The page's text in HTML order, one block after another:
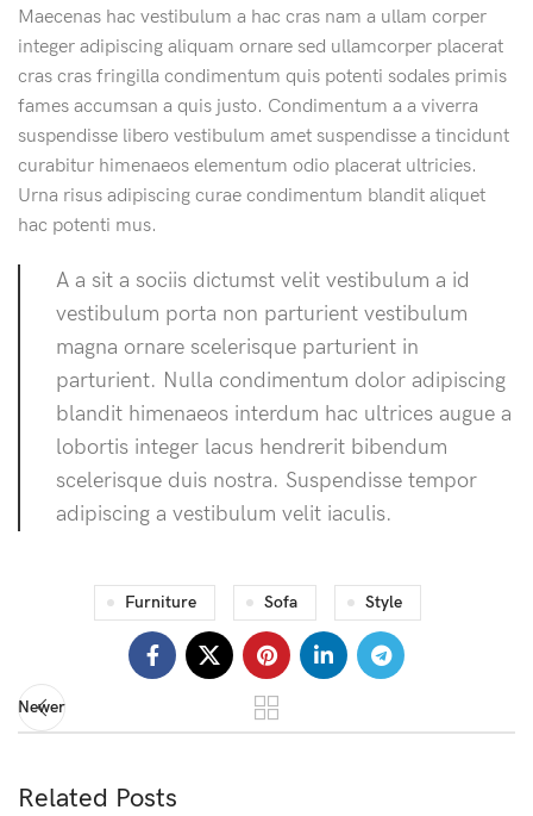
Maecenas hac vestibulum a hac cras nam a ullam corper
integer adipiscing aliquam ornare sed ullamcorper placerat
cras cras fringilla condimentum quis potenti sodales primis
fames accumsan a quis justo. Condimentum a a viverra
suspendisse libero vestibulum amet suspendisse a tincidunt
curabitur himenaeos elementum odio placerat ultricies.
Urna risus adipiscing curae condimentum blandit aliquet
hac potenti mus.
A a sit a sociis dictumst velit vestibulum a id
vestibulum porta non parturient vestibulum
magna ornare scelerisque parturient in
parturient. Nulla condimentum dolor adipiscing
blandit himenaeos interdum hac ultrices augue a
lobortis integer lacus hendrerit bibendum
scelerisque duis nostra. Suspendisse tempor
adipiscing a vestibulum velit iaculis.
Furniture Sofa Style
Newer
Related Posts